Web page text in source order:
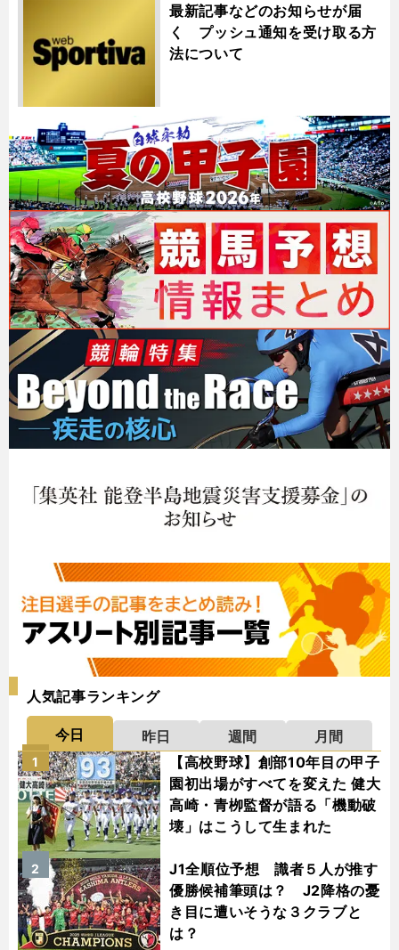
最新記事などのお知らせが届
く プッシュ通知を受け取る方
法について
人気記事ランキング
今日 昨日 週間
月間
【高校野球】創部10年目の甲子
園初出場がすべてを変えた 健大
高崎・青栁監督が語る「機動破
壊」はこうして生まれた
1
J1全順位予想 識者５人が推す
優勝候補筆頭は？ J2降格の憂
き目に遭いそうな３クラブと
は？
2